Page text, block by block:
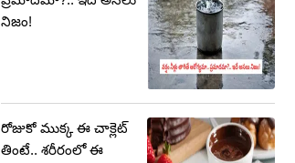
నిజం!
రోజుకో ముక్క ఈ చాక్లెట్
తింటే.. శరీరంలో ఈ